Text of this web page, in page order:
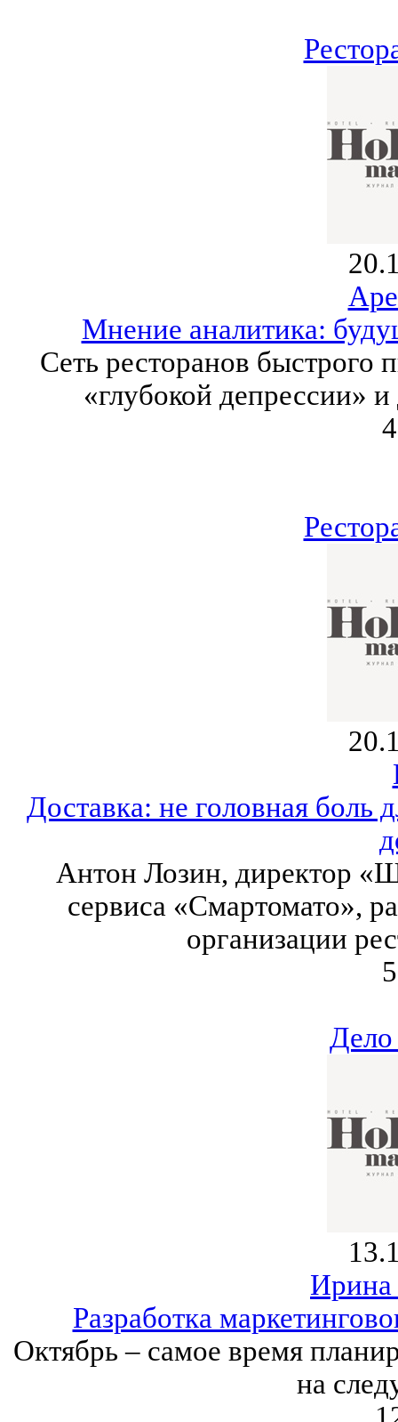
Мнение аналитика:
Сеть ресторанов быстрого
«глубокой депрессии»
Доставка: не головная боль
Антон Лозин, директор
сервиса «Смартомато»,
организации
Дело
Ирина
Разработка
Октябрь – самое время
на